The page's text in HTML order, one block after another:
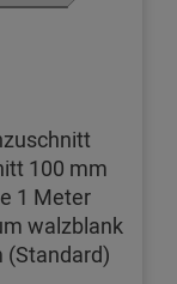
100 mm
1 Meter
walzblank
(Standard)